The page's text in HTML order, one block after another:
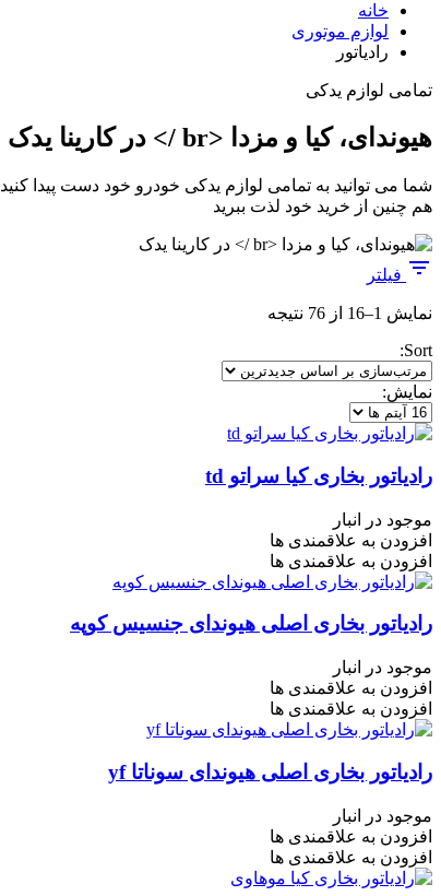
خانه
لوازم موتوری
رادیاتور
تمامی لوازم یدکی
هیوندای، کیا و مزدا <br /> در کارینا یدک
شما می توانید به تمامی لوازم یدکی خودرو خود دست پیدا کنید
هم چنین از خرید خود لذت ببرید
فیلتر
نمایش 1–16 از 76 نتیجه
جدیدترین
Sort:
نمایش:
رادیاتور بخاری کیا سراتو td
موجود در انبار
افزودن به علاقمندی ها
افزودن به علاقمندی ها
رادیاتور بخاری اصلی هیوندای جنسیس کوپه
موجود در انبار
افزودن به علاقمندی ها
افزودن به علاقمندی ها
رادیاتور بخاری اصلی هیوندای سوناتا yf
موجود در انبار
افزودن به علاقمندی ها
افزودن به علاقمندی ها